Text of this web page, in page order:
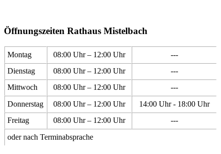
Öffnungszeiten Rathaus Mistelbach
Montag 08:00 Uhr – 12:00 Uhr
---
Dienstag
08:00 Uhr – 12:00 Uhr
---
Mittwoch
08:00 Uhr – 12:00 Uhr
---
Donnerstag
08:00 Uhr – 12:00 Uhr
14:00 Uhr - 18:00 Uhr
Freitag
08:00 Uhr – 12:00 Uhr
---
oder nach Terminabsprache